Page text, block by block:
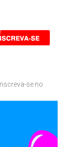
se no